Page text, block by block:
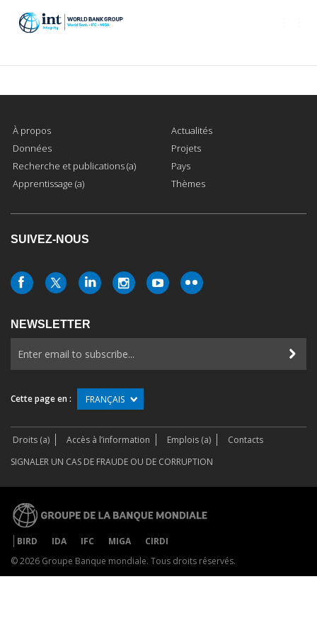
À propos
Données
Recherche et publications (a)
Apprentissage (a)
Actualités
Projets
Pays
Thèmes
SUIVEZ-NOUS
NEWSLETTER
Cette page en : FRANÇAIS
Droits (a) Accès à l’information Emplois (a)
Contacts
SIGNALER UN CAS DE FRAUDE OU DE CORRUPTION
BIRD IDA IFC MIGA
CIRDI
©2026 Groupe Banque mondiale. Tous droits réservés.